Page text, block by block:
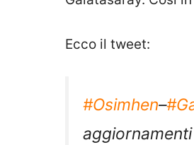
Ecco il tweet:
#Osimhen–